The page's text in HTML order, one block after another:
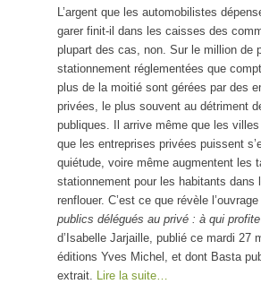
L’argent que les automobilistes
garer finit-il dans les caisses des
plupart des cas, non. Sur le million de
stationnement réglementées que
plus de la moitié sont gérées par des
privées, le plus souvent au détriment
publiques. Il arrive même que les
que les entreprises privées puissent
quiétude, voire même augmentent les
stationnement pour les habitants dans
renflouer. C’est ce que révèle l’ouvrage
publics délégués au privé : à qui
d’Isabelle Jarjaille, publié ce mardi 27
éditions Yves Michel, et dont Basta
extrait. Lire la suite…